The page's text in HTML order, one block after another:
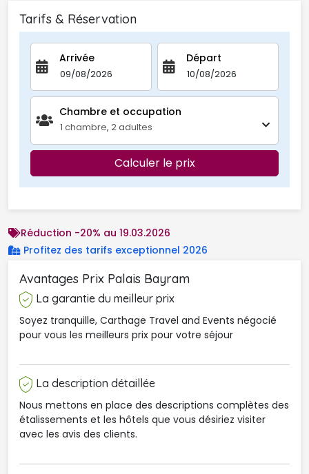
Tarifs & Réservation
Arrivée Départ
Chambre et occupation
1 chambre, 2adultes
Calculer le prix
Réduction -20% au 19.03.2026
Profitez des tarifs exceptionnel 2026
Avantages Prix Palais Bayram
La garantie du meilleur prix
Soyez tranquille, Carthage Travel and Events négocié
pour vous les meilleurs prix pour votre séjour
La description détaillée
Nous mettons en place des descriptions complètes des
étalissements et les hôtels que vous désiriez visiter
avec les avis des clients.